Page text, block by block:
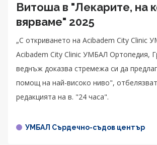
Витоша в "Лекарите, на
вярваме" 2025
„С откриването на Acibadem City Clinic
Acibadem City Clinic УМБАЛ Ортопедия,
веднъж доказва стремежа си да
помощ на най-високо ниво",
редакцията на в. "24 часа".
УМБАЛ Сърдечно-съдов център